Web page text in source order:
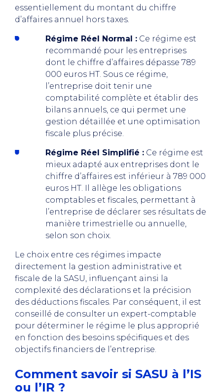
essentiellement du montant du chiffre
d’affaires annuel hors taxes.
Régime Réel Normal : Ce régime est
recommandé pour les entreprises
dont le chiffre d’affaires dépasse 789
000 euros HT. Sous ce régime,
l’entreprise doit tenir une
comptabilité complète et établir des
bilans annuels, ce qui permet une
gestion détaillée et une optimisation
fiscale plus précise.
Régime Réel Simplifié : Ce régime est
mieux adapté aux entreprises dont le
chiffre d’affaires est inférieur à 789 000
euros HT. Il allège les obligations
comptables et fiscales, permettant à
l’entreprise de déclarer ses résultats de
manière trimestrielle ou annuelle,
selon son choix.
Le choix entre ces régimes impacte
directement la gestion administrative et
fiscale de la SASU, influençant ainsi la
complexité des déclarations et la précision
des déductions fiscales. Par conséquent, il est
conseillé de consulter un expert-comptable
pour déterminer le régime le plus approprié
en fonction des besoins spécifiques et des
objectifs financiers de l’entreprise.
Comment savoir si SASU à l’IS
ou l’IR ?